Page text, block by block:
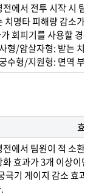
에서 전투 시작 시 팀
치명타 피해량 감소가
회피기를 사용할 경우
/암살자형: 받는 치명
형/지원형: 면역 부여
효과
에서 팀원이 적 소환
화 효과가 3개 이상이면
극기 게이지 감소 효과